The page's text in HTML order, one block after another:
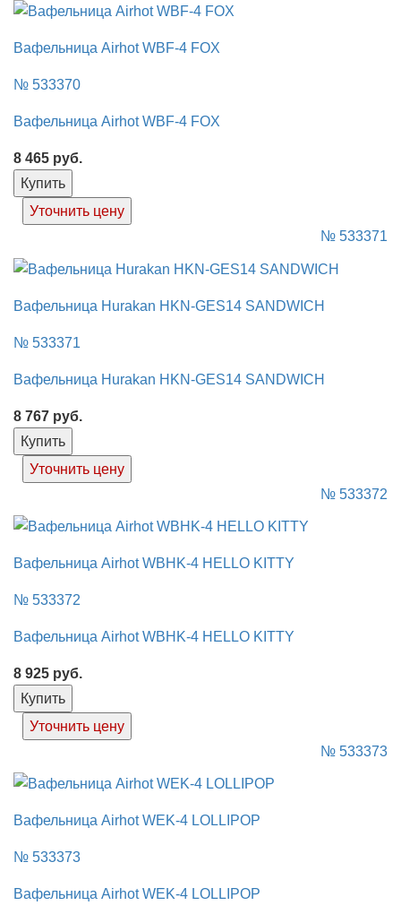
Вафельница Airhot WBF-4 FOX
№ 533370
Вафельница Airhot WBF-4 FOX
8 465 руб.
Купить
Уточнить цену
№ 533371
Вафельница Hurakan HKN-GES14 SANDWICH
№ 533371
Вафельница Hurakan HKN-GES14 SANDWICH
8 767 руб.
Купить
Уточнить цену
№ 533372
Вафельница Airhot WBHK-4 HELLO KITTY
№ 533372
Вафельница Airhot WBHK-4 HELLO KITTY
8 925 руб.
Купить
Уточнить цену
№ 533373
Вафельница Airhot WEK-4 LOLLIPOP
№ 533373
Вафельница Airhot WEK-4 LOLLIPOP